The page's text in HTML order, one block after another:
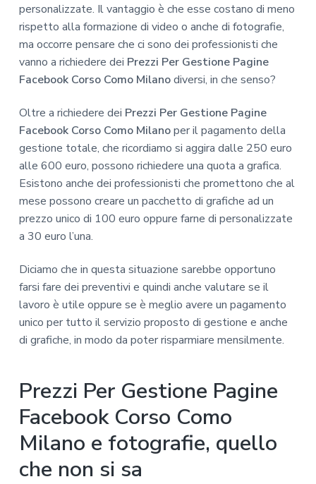
personalizzate. Il vantaggio è che esse costano di meno
rispetto alla formazione di video o anche di fotografie,
ma occorre pensare che ci sono dei professionisti che
vanno a richiedere dei Prezzi Per Gestione Pagine
Facebook Corso Como Milanodiversi, in che senso?
Oltre a richiedere dei Prezzi Per Gestione Pagine
Facebook Corso Como Milanoper il pagamento della
gestione totale, che ricordiamo si aggira dalle 250 euro
alle 600 euro, possono richiedere una quota a grafica.
Esistono anche dei professionisti che promettono che al
mese possono creare un pacchetto di grafiche ad un
prezzo unico di 100 euro oppure farne di personalizzate
a 30 euro l’una.
Diciamo che in questa situazione sarebbe opportuno
farsi fare dei preventivi e quindi anche valutare se il
lavoro è utile oppure se è meglio avere un pagamento
unico per tutto il servizio proposto di gestione e anche
di grafiche, in modo da poter risparmiare mensilmente.
Prezzi Per Gestione Pagine
Facebook Corso Como
Milano e fotografie, quello
che non si sa